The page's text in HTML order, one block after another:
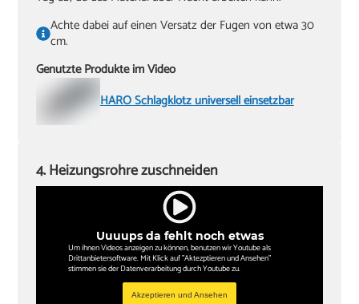
Achte dabei auf einen Versatz der Fugen von etwa 30
cm.
Genutzte Produkte im Video
HARO Schlagklotz universell einsetzbar
Uuuups da fehlt noch etwas
Um ihnen Videos anzeigen zu können, benutzen wir Youtube als
Drittanbietersoftware. Mit Klick auf "Aktezptieren und Ansehen"
stimmen sie der Datenverarbeitung durch Youtube zu.
Akzeptieren und Ansehen
4. Heizungsrohre zuschneiden